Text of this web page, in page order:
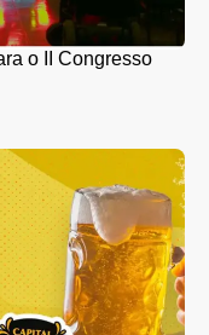
o II Congresso